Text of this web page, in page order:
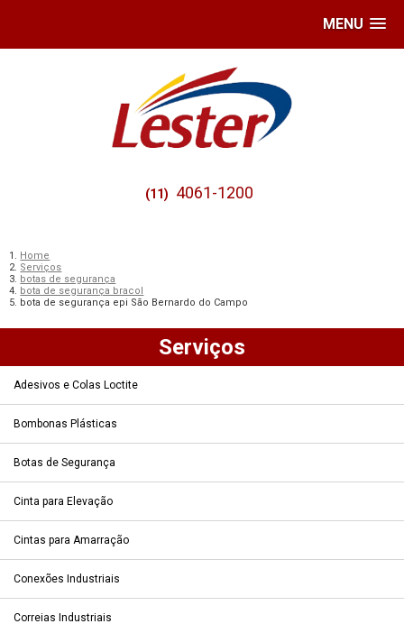
MENU
(11) 4061-1200
Home
Serviços
botas de segurança
bota de segurança bracol
bota de segurança epi São Bernardo do Campo
Serviços
Adesivos e Colas Loctite
Bombonas Plásticas
Botas de Segurança
Cinta para Elevação
Cintas para Amarração
Conexões Industriais
Correias Industriais